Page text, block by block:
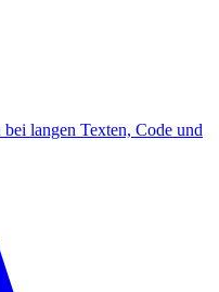
langen Texten, Code und